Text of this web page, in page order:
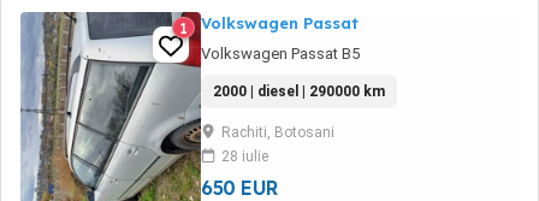
1 Volkswagen Passat
Volkswagen Passat B5
2000 | diesel | 290000 km
Rachiti, Botosani
28 iulie
650 EUR